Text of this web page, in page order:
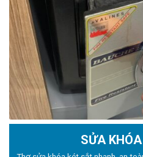
SỬA